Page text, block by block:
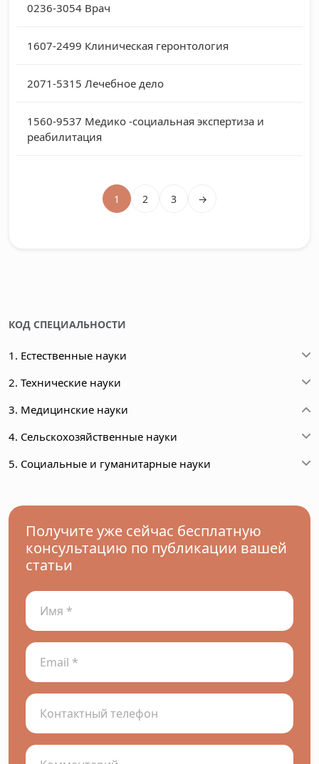
0236-3054 Врач
1607-2499 Клиническая геронтология
2071-5315 Лечебное дело
1560-9537 Медико -социальная экспертиза и
реабилитация
1 2 3 →
КОД СПЕЦИАЛЬНОСТИ
1. Естественные науки
2. Технические науки
3. Медицинские науки
4. Сельскохозяйственные науки
5. Социальные и гуманитарные науки
Получите уже сейчас бесплатную
консультацию по публикации вашей
статьи